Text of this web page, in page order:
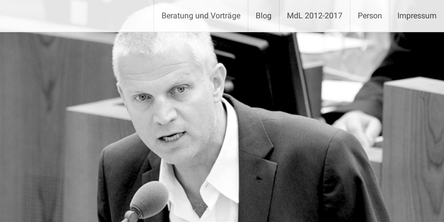
Beratung und Vorträge Blog MdL 2012-2017 Person Impressum